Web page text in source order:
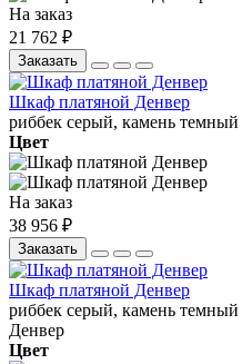
На заказ
21 762 ₽
Заказать
Шкаф платяной Денвер
риббек серый, камень темный
Цвет
На заказ
38 956 ₽
Заказать
Шкаф платяной Денвер
риббек серый, камень темный
Денвер
Цвет